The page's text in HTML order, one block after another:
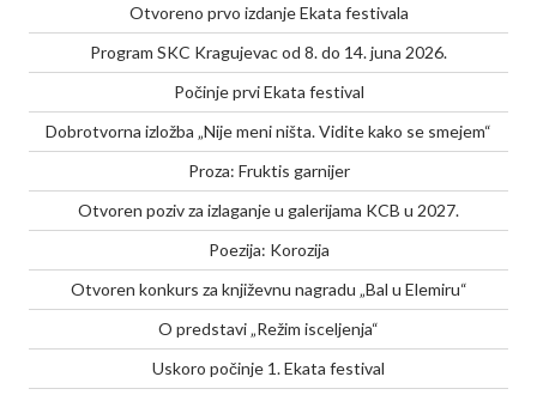
Otvoreno prvo izdanje Ekata festivala
Program SKC Kragujevac od 8. do 14. juna 2026.
Počinje prvi Ekata festival
Dobrotvorna izložba „Nije meni ništa. Vidite kako se smejem“
Proza: Fruktis garnijer
Otvoren poziv za izlaganje u galerijama KCB u 2027.
Poezija: Korozija
Otvoren konkurs za književnu nagradu „Bal u Elemiru“
O predstavi „Režim isceljenja“
Uskoro počinje 1. Ekata festival